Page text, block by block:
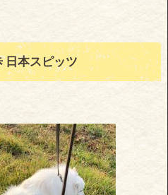
日本スピッツ